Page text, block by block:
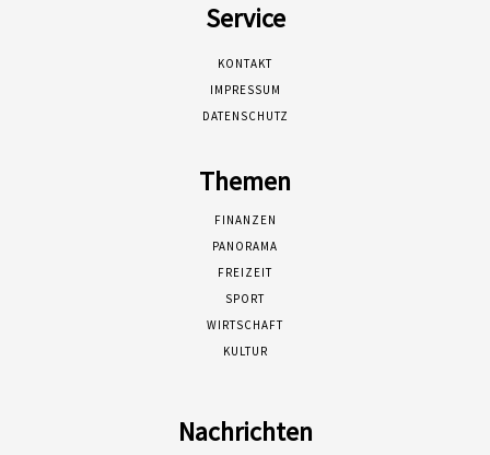
Service
KONTAKT
IMPRESSUM
DATENSCHUTZ
Themen
FINANZEN
PANORAMA
FREIZEIT
SPORT
WIRTSCHAFT
KULTUR
Nachrichten